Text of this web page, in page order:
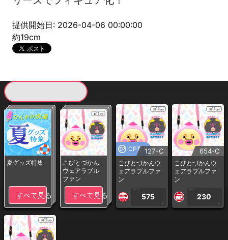
提供開始日: 2026-04-06 00:00:00
約19cm
夏グッズ特集
すべて見る
こびとづかん
ウェアラブル
ファン
すべて見る
CP専用127-C
こびとづかんウ
ェアラブルファ
ン
1PLAY
575
CP
654-C
こびとづかんウ
ェアラブルファ
ン
1PLAY
230
CP